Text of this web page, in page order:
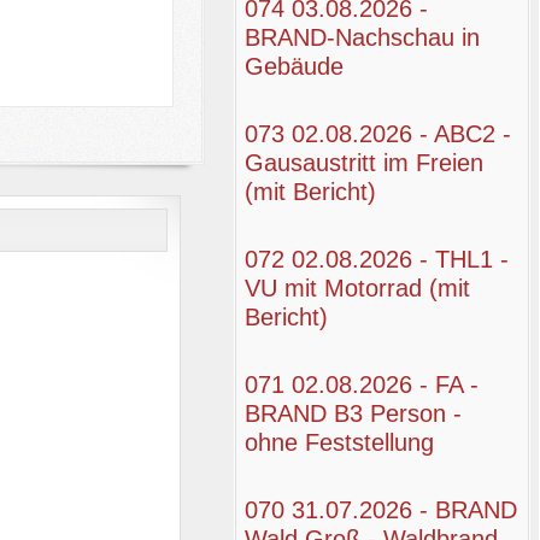
074 03.08.2026 -
BRAND-Nachschau in
Gebäude
073 02.08.2026 - ABC2 -
Gausaustritt im Freien
(mit Bericht)
072 02.08.2026 - THL1 -
VU mit Motorrad (mit
Bericht)
071 02.08.2026 - FA -
BRAND B3 Person -
ohne Feststellung
070 31.07.2026 - BRAND